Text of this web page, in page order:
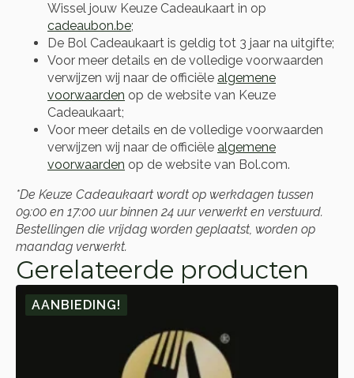
Wissel jouw Keuze Cadeaukaart in op
cadeaubon.be;
De Bol Cadeaukaart is geldig tot 3 jaar na uitgifte;
Voor meer details en de volledige voorwaarden
verwijzen wij naar de officiële algemene
voorwaarden op de website van Keuze
Cadeaukaart;
Voor meer details en de volledige voorwaarden
verwijzen wij naar de officiële algemene
voorwaarden op de website van Bol.com.
*De Keuze Cadeaukaart wordt op werkdagen tussen
09:00 en 17:00 uur binnen 24 uur verwerkt en verstuurd.
Bestellingen die vrijdag worden geplaatst, worden op
maandag verwerkt.
Gerelateerde producten
AANBIEDING!